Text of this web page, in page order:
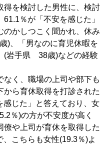
得を検討した男性に、検討
％が「不安を感じた」
のかしつこく聞かれ、休み
)、「男なのに育児休暇を
(岩手県 38歳)などの経験
く、職場の上司や部下も
ら育休取得を打診された
感じた」と答えており、女
％)の方が不安度が高く
僚や上司が育休を取得した
こちらも女性(19.3％)よ